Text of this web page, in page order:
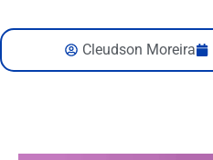
Cleudson Moreira